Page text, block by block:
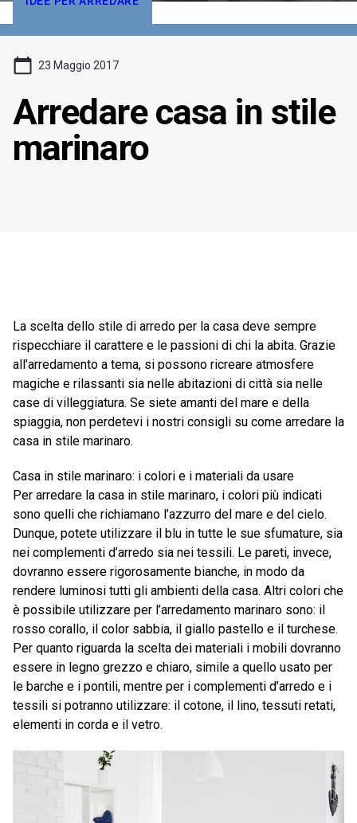
23 Maggio 2017
Arredare casa in stile
marinaro
La scelta dello stile di arredo per la casa deve sempre
rispecchiare il carattere e le passioni di chi la abita. Grazie
all’arredamento a tema, si possono ricreare atmosfere
magiche e rilassanti sia nelle abitazioni di città sia nelle
case di villeggiatura. Se siete amanti del mare e della
spiaggia, non perdetevi i nostri consigli su come arredare la
casa in stile marinaro.
Casa in stile marinaro: i colori e i materiali da usare
Per arredare la casa in stile marinaro, i colori più indicati
sono quelli che richiamano l’azzurro del mare e del cielo.
Dunque, potete utilizzare il blu in tutte le sue sfumature, sia
nei complementi d’arredo sia nei tessili. Le pareti, invece,
dovranno essere rigorosamente bianche, in modo da
rendere luminosi tutti gli ambienti della casa. Altri colori che
è possibile utilizzare per l’arredamento marinaro sono: il
rosso corallo, il color sabbia, il giallo pastello e il turchese.
Per quanto riguarda la scelta dei materiali i mobili dovranno
essere in legno grezzo e chiaro, simile a quello usato per
le barche e i pontili, mentre per i complementi d’arredo e i
tessili si potranno utilizzare: il cotone, il lino, tessuti retati,
elementi in corda e il vetro.